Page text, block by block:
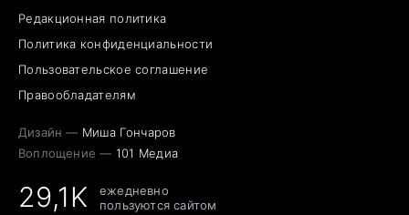
Редакционная политика
Политика конфиденциальности
Пользовательское соглашение
Правообладателям
Дизайн — Миша Гончаров
Воплощение — 101 Медиа
29,1K
ежедневно
пользуются сайтом